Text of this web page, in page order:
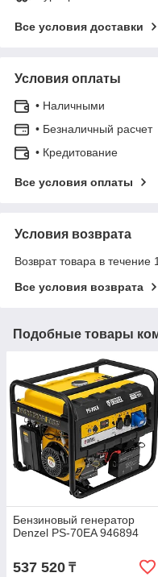
Все условия доставки
Условия оплаты
• Наличными
• Безналичный расчет
• Кредитование
Все условия оплаты
Условия возврата
Возврат товара в течение
Все условия возврата
Подобные товары
Бензиновый генератор
Denzel PS-70EA 946894
537 520 ₸